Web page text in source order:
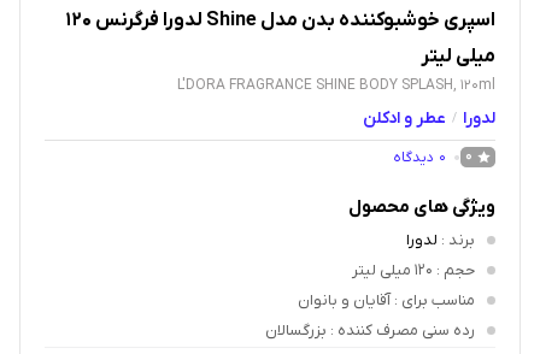
اسپری خوشبوکننده بدن مدل Shine لدورا فرگرنس 120
میلی لیتر
L'DORA FRAGRANCE SHINE BODY SPLASH, 120ml
لدورا / عطر و ادکلن
0
0 دیدگاه
ویژگی های محصول
برند : لدورا
حجم : 120 میلی لیتر
مناسب برای : آقایان و بانوان
رده سنی مصرف کننده : بزرگسالان